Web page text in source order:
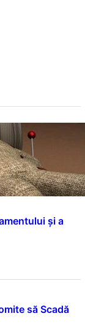
și a
să Scadă